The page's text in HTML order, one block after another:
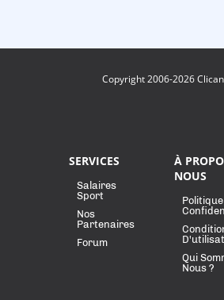
Copyright 2006-2026
SERVICES
Salaires
Sport
Nos
Partenaires
Forum
À
NOUS
Qui
Nous ?